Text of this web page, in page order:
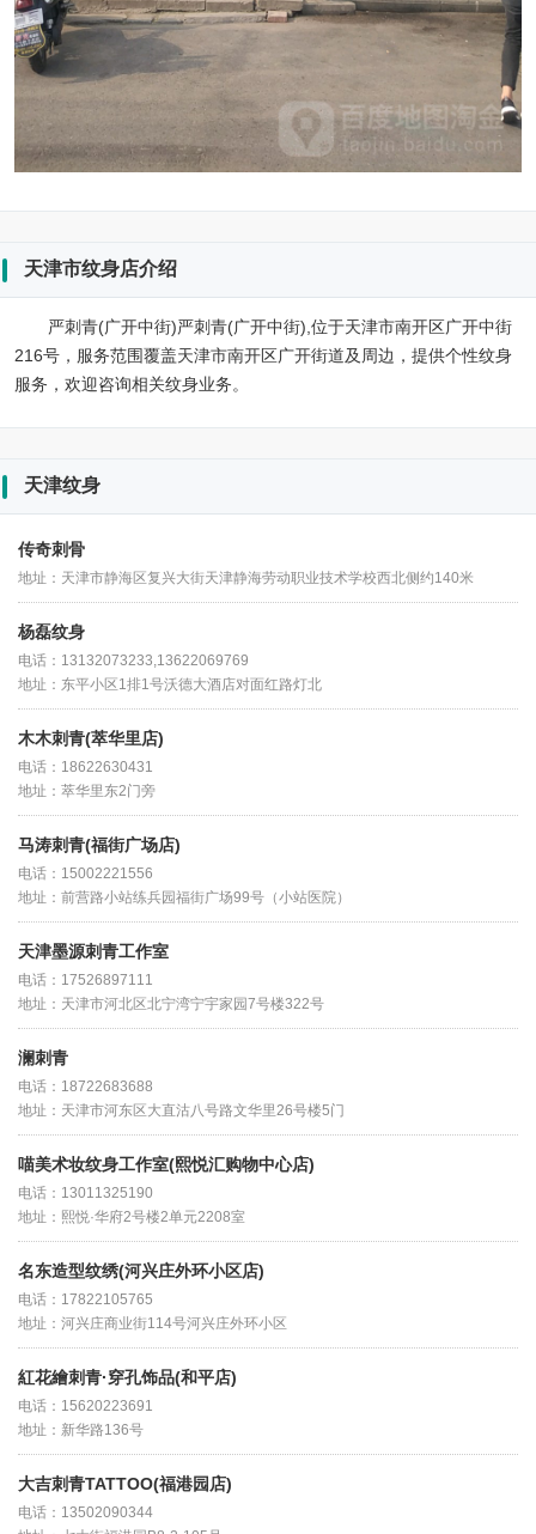
天津市纹身店介绍
严刺青(广开中街)严刺青(广开中街),位于天津市南开区广开中街
216号，服务范围覆盖天津市南开区广开街道及周边，提供个性纹身
服务，欢迎咨询相关纹身业务。
天津纹身
传奇刺骨
地址：天津市静海区复兴大街天津静海劳动职业技术学校西北侧约140米
杨磊纹身
电话：13132073233,13622069769
地址：东平小区1排1号沃德大酒店对面红路灯北
木木刺青(萃华里店)
电话：18622630431
地址：萃华里东2门旁
马涛刺青(福街广场店)
电话：15002221556
地址：前营路小站练兵园福街广场99号（小站医院）
天津墨源刺青工作室
电话：17526897111
地址：天津市河北区北宁湾宁宇家园7号楼322号
澜刺青
电话：18722683688
地址：天津市河东区大直沽八号路文华里26号楼5门
喵美术妆纹身工作室(熙悦汇购物中心店)
电话：13011325190
地址：熙悦·华府2号楼2单元2208室
名东造型纹绣(河兴庄外环小区店)
电话：17822105765
地址：河兴庄商业街114号河兴庄外环小区
紅花繪刺青·穿孔饰品(和平店)
电话：15620223691
地址：新华路136号
大吉刺青TATTOO(福港园店)
电话：13502090344